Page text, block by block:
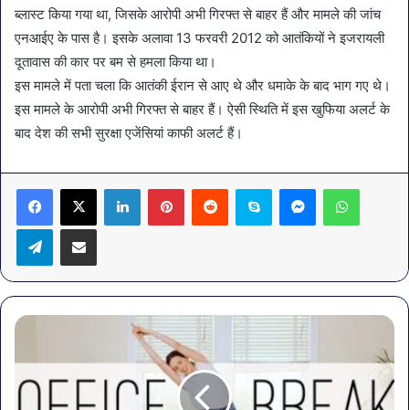
ब्लास्ट किया गया था, जिसके आरोपी अभी गिरफ्त से बाहर हैं और मामले की जांच
एनआईए के पास है। इसके अलावा 13 फरवरी 2012 को आतंकियों ने इजरायली
दूतावास की कार पर बम से हमला किया था।
इस मामले में पता चला कि आतंकी ईरान से आए थे और धमाके के बाद भाग गए थे।
इस मामले के आरोपी अभी गिरफ्त से बाहर हैं। ऐसी स्थिति में इस खुफिया अलर्ट के
बाद देश की सभी सुरक्षा एजेंसियां काफी अलर्ट हैं।
LinkedInPinterestReddit Skype Messenger
TelegramShare via Email